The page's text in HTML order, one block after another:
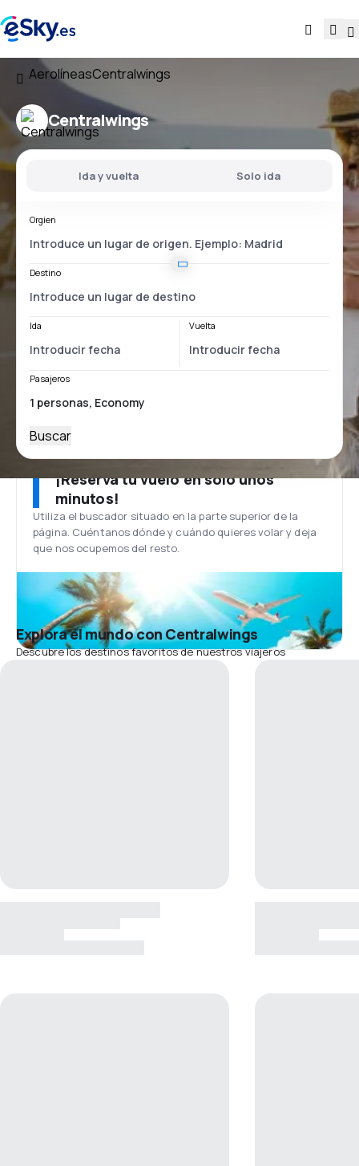
AerolíneasCentralwings
Centralwings
Ida y vuelta Solo ida
Orgien
Destino
Ida Vuelta
Pasajeros
Buscar
¡Reserva tu vuelo en solo unos
minutos!
Utiliza el buscador situado en la parte superior de la
página. Cuéntanos dónde y cuándo quieres volar y deja
que nos ocupemos del resto.
Explora el mundo con Centralwings
Descubre los destinos favoritos de nuestros viajeros